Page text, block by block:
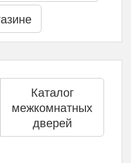
Каталог
межкомнатных
дверей